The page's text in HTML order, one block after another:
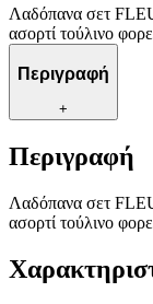
Λαδόπανα σετ
ασορτί τούλινο
Περιγραφή
+
Περιγραφή
Λαδόπανα σετ
ασορτί τούλινο